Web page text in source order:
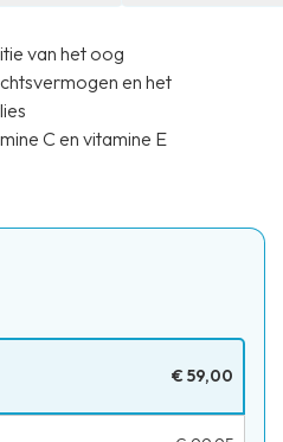
van het oog
en het
C en vitamine E
€ 59,00